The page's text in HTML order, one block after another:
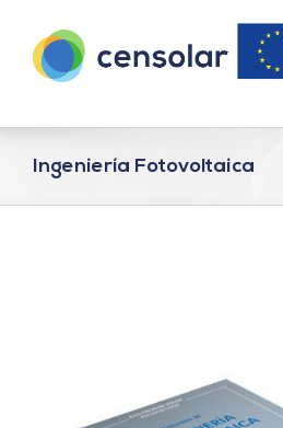
contenido
Ingeniería Fotovoltaica